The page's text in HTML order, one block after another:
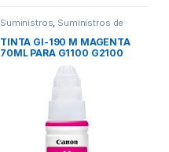
Suministros, Suministros de
Impresión
TINTA GI-190 M MAGENTA
70ML PARA G1100 G2100
G3100 G4100